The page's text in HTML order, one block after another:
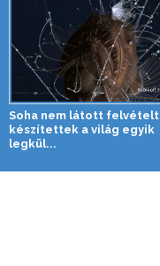
Soha nem látott felvételt
készítettek a világ egyik
legkül...